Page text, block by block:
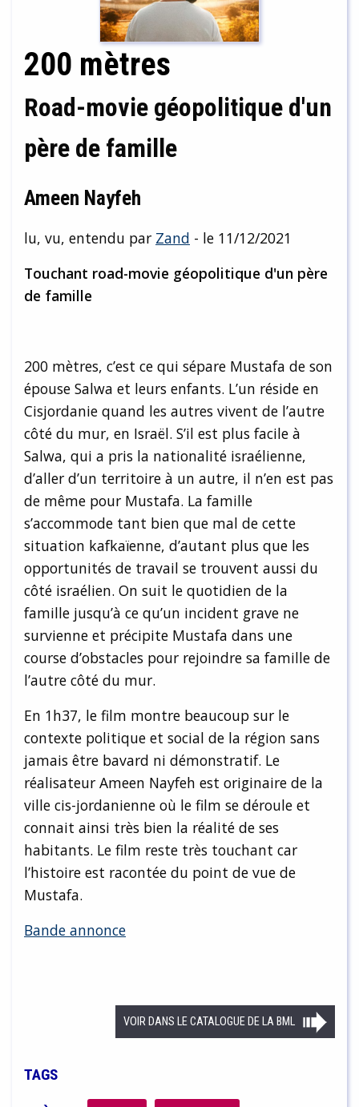
200 mètres
Road-movie géopolitique d'un
père de famille
Ameen Nayfeh
lu, vu, entendu par Zand - le 11/12/2021
Touchant road-movie géopolitique d'un père
de famille
200 mètres, c’est ce qui sépare Mustafa de son
épouse Salwa et leurs enfants. L’un réside en
Cisjordanie quand les autres vivent de l’autre
côté du mur, en Israël. S’il est plus facile à
Salwa, qui a pris la nationalité israélienne,
d’aller d’un territoire à un autre, il n’en est pas
de même pour Mustafa. La famille
s’accommode tant bien que mal de cette
situation kafkaïenne, d’autant plus que les
opportunités de travail se trouvent aussi du
côté israélien. On suit le quotidien de la
famille jusqu’à ce qu’un incident grave ne
survienne et précipite Mustafa dans une
course d’obstacles pour rejoindre sa famille de
l’autre côté du mur.
En 1h37, le film montre beaucoup sur le
contexte politique et social de la région sans
jamais être bavard ni démonstratif. Le
réalisateur Ameen Nayfeh est originaire de la
ville cis-jordanienne où le film se déroule et
connait ainsi très bien la réalité de ses
habitants. Le film reste très touchant car
l’histoire est racontée du point de vue de
Mustafa.
Bande annonce
VOIR DANS LE CATALOGUE DE LA BML
TAGS